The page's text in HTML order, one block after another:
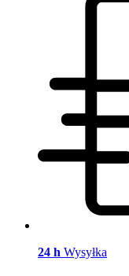
24 h Wysyłka